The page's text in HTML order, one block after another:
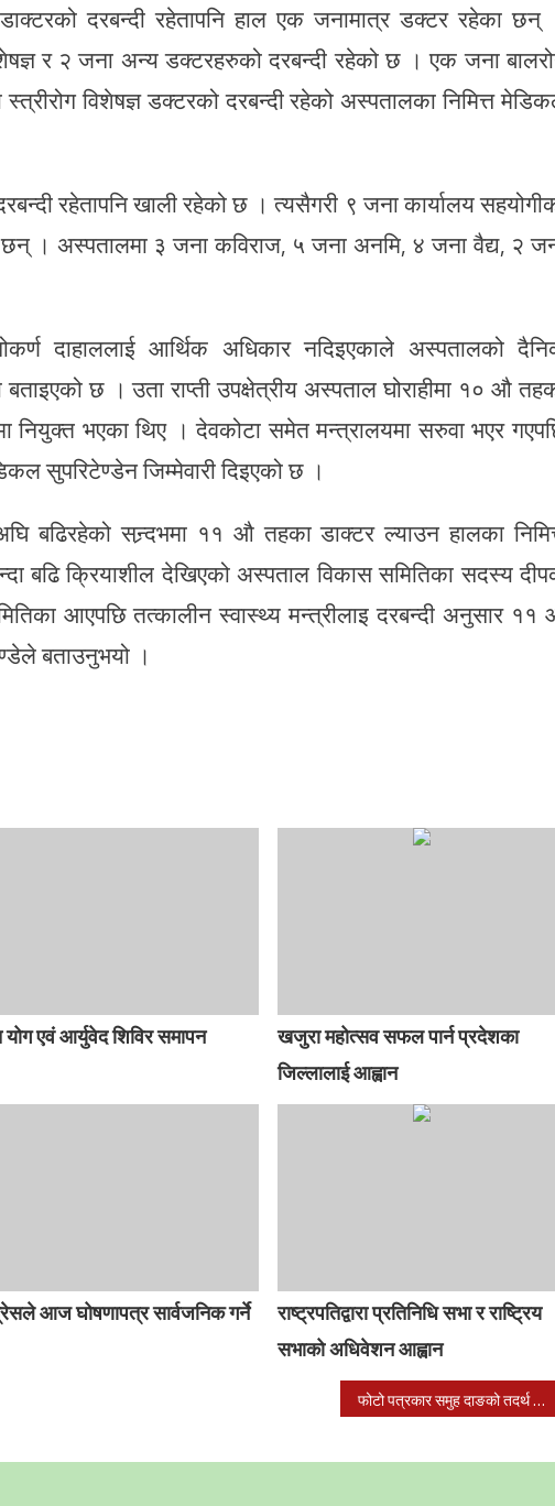
दरबन्दी रहेतापनि हाल एक जनामात्र डक्टर रहेका छन्
र २ जना अन्य डक्टरहरुको दरबन्दी रहेको छ । एक जना
विशेषज्ञ डक्टरको दरबन्दी रहेको अस्पतालका निमित्त
रहेतापनि खाली रहेको छ । त्यसैगरी ९ जना कार्यालय
छन् । अस्पतालमा ३ जना कविराज, ५ जना अनमि, ४ जना वैद्य, २
दाहाललाई आर्थिक अधिकार नदिइएकाले अस्पतालको
छ । उता राप्ती उपक्षेत्रीय अस्पताल घोराहीमा १० औ
नियुक्त भएका थिए । देवकोटा समेत मन्त्रालयमा सरुवा भएर
सुपरिटेण्डेन जिम्मेवारी दिइएको छ ।
अघि बढिरहेको सन्र्दभमा ११ औ तहका डाक्टर ल्याउन हालका
बढि क्रियाशील देखिएको अस्पताल विकास समितिका सदस्य
आएपछि तत्कालीन स्वास्थ्य मन्त्रीलाइ दरबन्दी अनुसार
बताउनुभयो ।
एवं आर्युवेद शिविर समापन
खजुरा महोत्सव सफल पार्न प्रदेशका
जिल्लालाई आह्वान
आज घोषणापत्र सार्वजनिक गर्ने
राष्ट्रपतिद्वारा प्रतिनिधि सभा र राष्ट्रिय
सभाको अधिवेशन आह्वान
फोटो पत्रकार समुह दाङको तदर्थ समिति गठन